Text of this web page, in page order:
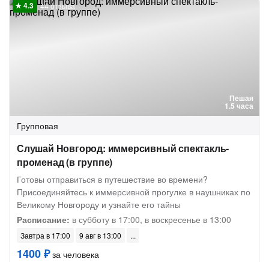
Пешая
1.5 часа
44 отзыва
Групповая
Слушай Новгород: иммерсивный спектакль-
променад (в группе)
Готовы отправиться в путешествие во времени?
Присоединяйтесь к иммерсивной прогулке в наушниках по
Великому Новгороду и узнайте его тайны
Расписание: в субботу в 17:00, в воскресенье в 13:00
Завтра в 17:00 9 авг в 13:00
1400 ₽за человека